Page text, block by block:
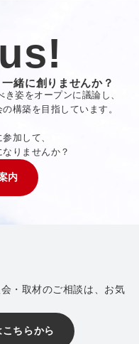
緒に創りませんか？
姿をオープンに議論し、
構築を目指しています。
加して、
りませんか？
内
・取材のご相談は、お気
ちらから